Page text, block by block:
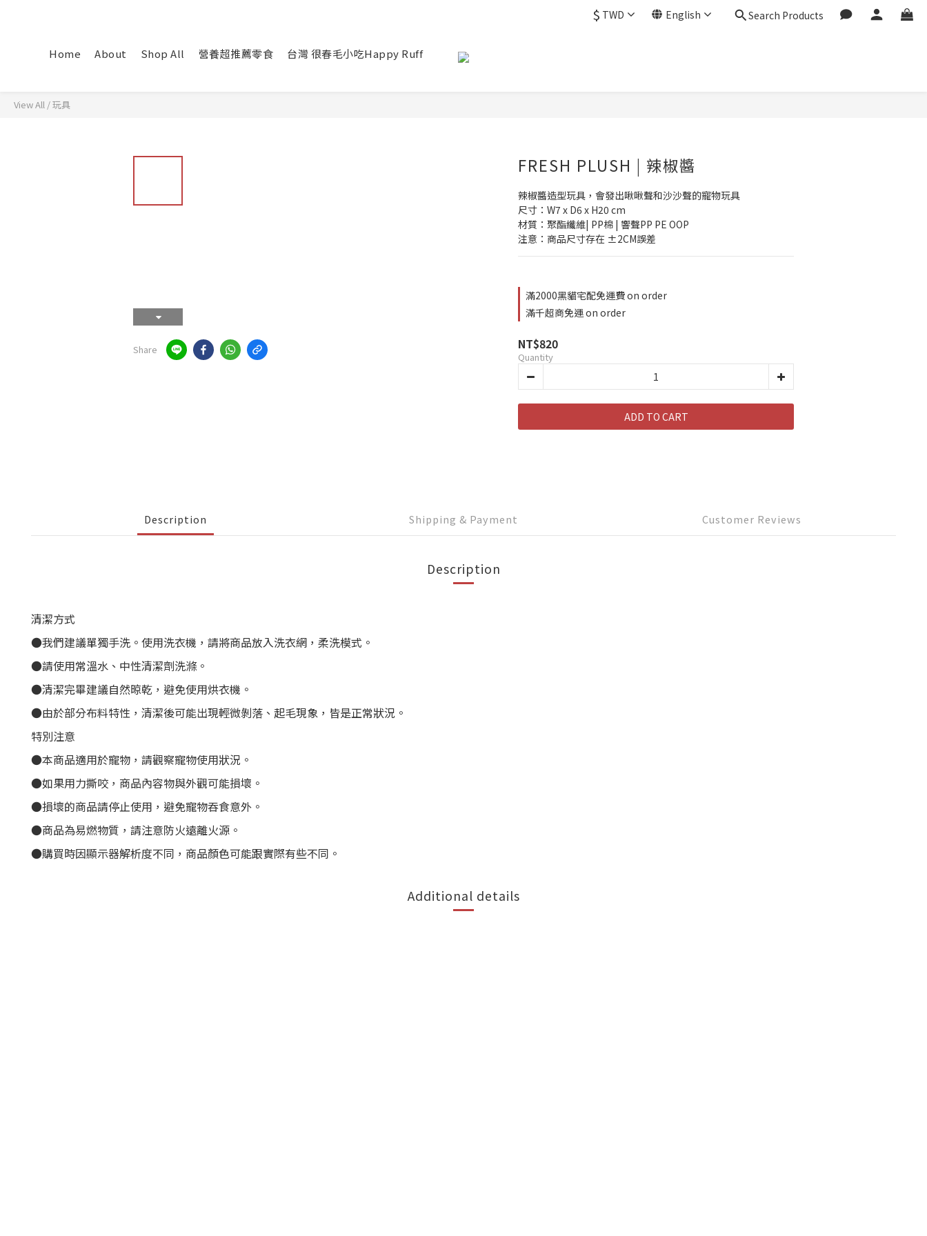
$ TWD English Search Products
Home About Shop All 營養超推薦零食 台灣 很春毛小吃Happy Ruff
View All /玩具
Share
FRESH PLUSH | 辣椒醬
辣椒醬造型玩具，會發出啾啾聲和沙沙聲的寵物玩具
尺寸：W7 x D6 x H20 cm
材質：聚酯纖維| PP棉 | 響聲PP PE OOP
注意：商品尺寸存在 ±2CM誤差
滿2000黑貓宅配免運費 on order
滿千超商免運 on order
NT$820
Quantity
ADD TO CART
Description Shipping & Payment Customer Reviews
Description
清潔方式
●我們建議單獨手洗。使用洗衣機，請將商品放入洗衣網，柔洗模式。
●請使用常溫水、中性清潔劑洗滌。
●清潔完畢建議自然晾乾，避免使用烘衣機。
●由於部分布料特性，清潔後可能出現輕微剝落、起毛現象，皆是正常狀況。
特別注意
●本商品適用於寵物，請觀察寵物使用狀況。
●如果用力撕咬，商品內容物與外觀可能損壞。
●損壞的商品請停止使用，避免寵物吞食意外。
●商品為易燃物質，請注意防火遠離火源。
●購買時因顯示器解析度不同，商品顏色可能跟實際有些不同。
Additional details